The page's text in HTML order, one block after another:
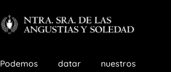
Podemos datar nuestros